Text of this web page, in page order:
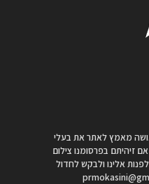
ועושה מאמץ לאתר את בעלי
זיהיתם בפרסומנו צילום
אלינו ולבקש לחדול